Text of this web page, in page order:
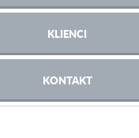
KLIENCI
KONTAKT